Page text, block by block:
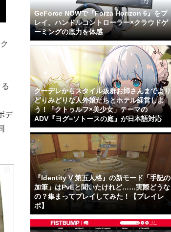
デ
GeForce NOWで『Forza Horizon 6』をプ
レイ。ハンドルコントローラー×クラウドゲ
ーミングの底力を体感
クーデレからスタイル抜群お姉さんまでより
どりみどりな人外娘たちとホテル経営しよ
う！「クトゥルフ×美少女」テーマの
ADV『ヨグ=ソトースの庭』が日本語対応
『Identity V 第五人格』の新モード「手記の
加筆」はPvEと聞いたけれど……実際どうな
の？集まってプレイしてみた！【プレイレ
ポ】